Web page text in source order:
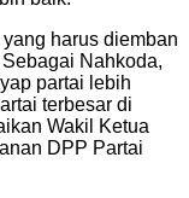
harus diemban
Nahkoda,
partai lebih
terbesar di
Wakil Ketua
DPP Partai